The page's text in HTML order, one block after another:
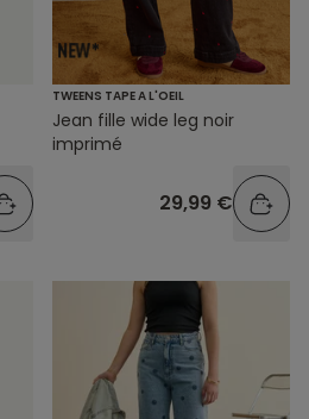
TWEENS TAPE A L'OEIL
Jean fille wide leg noir
imprimé
29,99 €